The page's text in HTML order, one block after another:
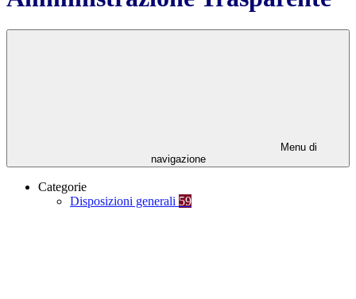
Menu di
navigazione
Categorie
Disposizioni generali 59